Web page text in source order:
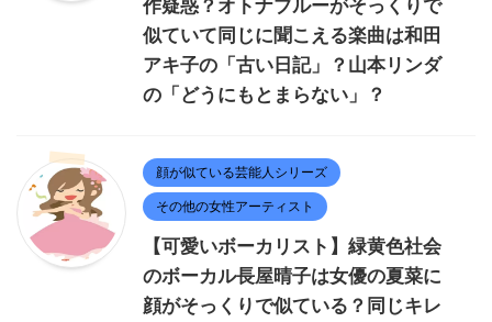
作疑惑？オトナブルーがそっくりで
似ていて同じに聞こえる楽曲は和田
アキ子の「古い日記」？山本リンダ
の「どうにもとまらない」？
顔が似ている芸能人シリーズ
その他の女性アーティスト
【可愛いボーカリスト】緑黄色社会
のボーカル長屋晴子は女優の夏菜に
顔がそっくりで似ている？同じキレ